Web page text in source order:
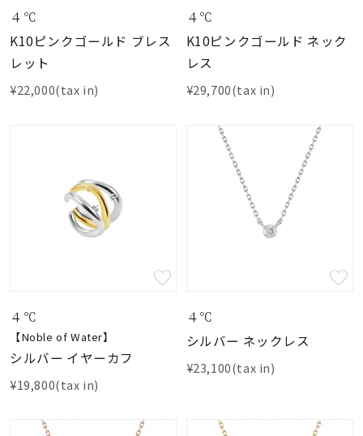
４℃
K10ピンクゴールド ブレス
レット
¥22,000(tax in)
４℃
K10ピンクゴールド ネック
レス
¥29,700(tax in)
４℃
【Noble of Water】
シルバー イヤーカフ
¥19,800(tax in)
４℃
シルバー ネックレス
¥23,100(tax in)